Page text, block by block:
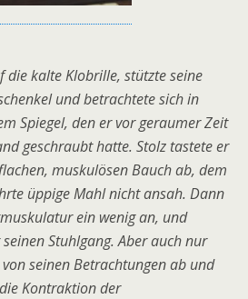
die kalte Klobrille, stützte seine
und betrachtete sich in
Spiegel, den er vor geraumer Zeit
geschraubt hatte. Stolz tastete er
muskulösen Bauch ab, dem
üppige Mahl nicht ansah. Dann
ein wenig an, und
Stuhlgang. Aber auch nur
seinen Betrachtungen ab und
Kontraktion der